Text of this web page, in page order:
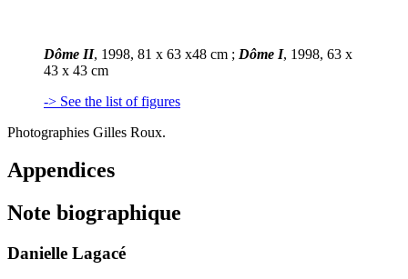
Dôme II, 1998, 81 x 63 x48 cm ; Dôme I, 1998, 63 x
43 x 43 cm
-> See the list of figures
Photographies Gilles Roux.
Appendices
Note biographique
Danielle Lagacé